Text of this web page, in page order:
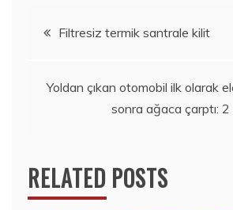
YazıFiltresiz termik santrale kilit
Yoldan çıkan otomobil ilk olarak
sonra ağaca çarptı: 2
RELATED POSTS